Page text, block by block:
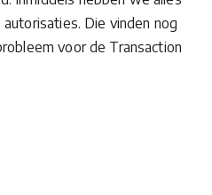
Die vinden nog
voor de Transaction